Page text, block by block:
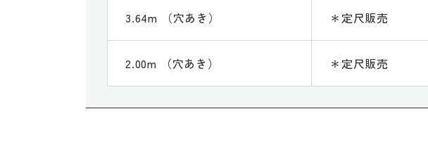
3.64m （穴あき） ＊定尺販売
2.00m （穴あき） ＊定尺販売